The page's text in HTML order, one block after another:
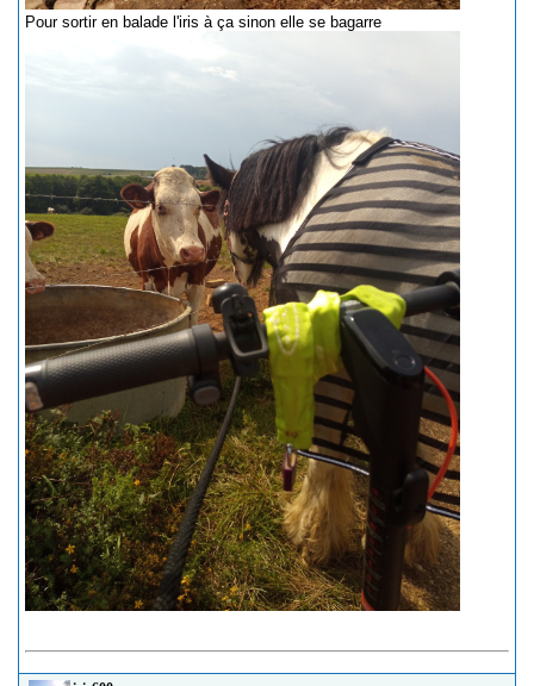
Pour sortir en balade l'iris à ça sinon elle se bagarre